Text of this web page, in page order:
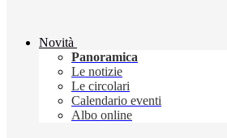
Novità
Panoramica
Le notizie
Le circolari
Calendario eventi
Albo online